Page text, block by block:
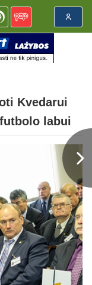
Kvedarui
labui